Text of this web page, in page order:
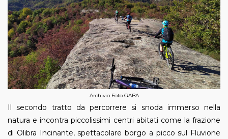
Archivio Foto GABA
Il secondo tratto da percorrere si snoda immerso nella
natura e incontra piccolissimi centri abitati come la frazione
di Olibra Incinante, spettacolare borgo a picco sul Fluvione